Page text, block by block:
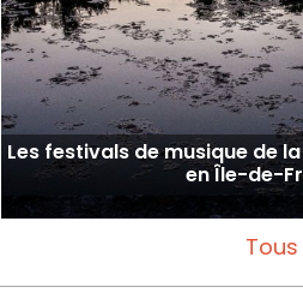
Les festivals de musique de
en Île-de-